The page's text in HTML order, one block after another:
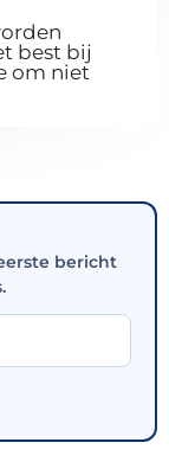
best bij
om niet
bericht